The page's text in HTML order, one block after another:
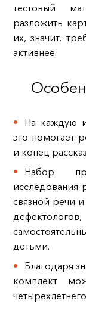
тестовый
разложить
их, значит,
активнее.
На каждую
это помогает
и конец
Набор
исследования
связной речи
детьми.
Благодаря
комплект